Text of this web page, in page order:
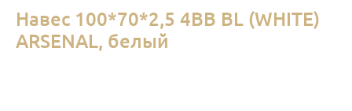
Навес 100*70*2,5 4ВВ BL (WHITE)
ARSENAL, белый